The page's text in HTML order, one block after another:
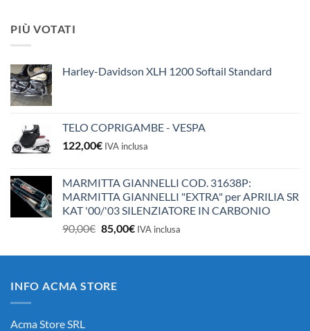
PIÙ VOTATI
Harley-Davidson XLH 1200 Softail Standard
TELO COPRIGAMBE - VESPA
122,00€ IVA inclusa
MARMITTA GIANNELLI COD. 31638P:
MARMITTA GIANNELLI "EXTRA" per APRILIA SR
KAT '00/'03 SILENZIATORE IN CARBONIO
90,00€ Il
originale
90,00€.
85,00€Il
attuale
IVA inclusa
INFO ACMA STORE
Acma Store SRL